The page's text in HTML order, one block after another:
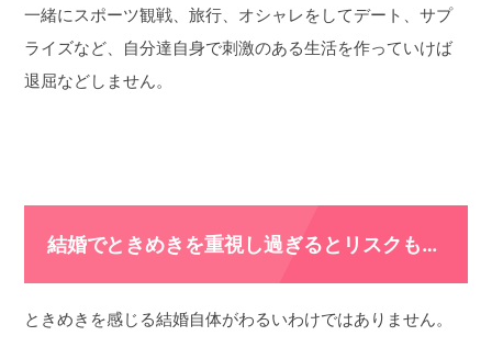
一緒にスポーツ観戦、旅行、オシャレをしてデート、サプ
ライズなど、自分達自身で刺激のある生活を作っていけば
退屈などしません。
結婚でときめきを重視し過ぎるとリスクも…
ときめきを感じる結婚自体がわるいわけではありません。